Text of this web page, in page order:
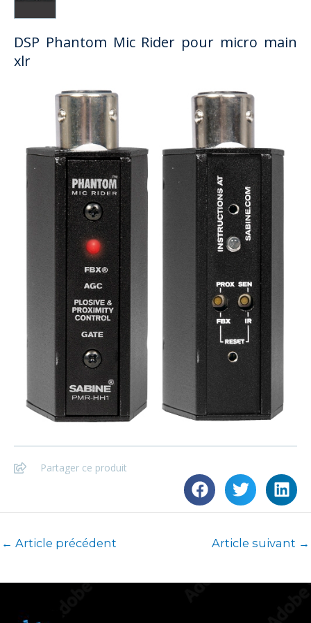
DSP Phantom Mic Rider pour micro main
xlr
Partager ce produit
← Article précédent Article suivant →